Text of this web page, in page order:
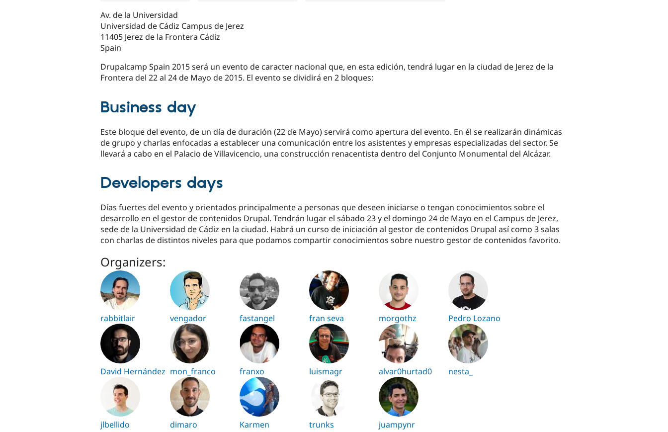
Av. de la Universidad
Universidad de Cádiz Campus de Jerez
11405 Jerez de la Frontera Cádiz
Spain
Drupalcamp Spain 2015 será un evento de caracter nacional que, en esta edición, tendrá lugar en la ciudad de Jerez de la
Frontera del 22 al 24 de Mayo de 2015. El evento se dividirá en 2 bloques:
Business day
Este bloque del evento, de un día de duración (22 de Mayo) servirá como apertura del evento. En él se realizarán dinámicas
de grupo y charlas enfocadas a establecer una comunicación entre los asistentes y empresas especializadas del sector. Se
llevará a cabo en el Palacio de Villavicencio, una construcción renacentista dentro del Conjunto Monumental del Alcázar.
Developers days
Días fuertes del evento y orientados principalmente a personas que deseen iniciarse o tengan conocimientos sobre el
desarrollo en el gestor de contenidos Drupal. Tendrán lugar el sábado 23 y el domingo 24 de Mayo en el Campus de Jerez,
sede de la Universidad de Cádiz en la ciudad. Habrá un curso de iniciación al gestor de contenidos Drupal así como 3 salas
con charlas de distintos niveles para que podamos compartir conocimientos sobre nuestro gestor de contenidos favorito.
Organizers:
rabbitlair vengador fastangel fran seva morgothz Pedro Lozano
David Hernández mon_franco franxo luismagr alvar0hurtad0 nesta_
jlbellido dimaro Karmen trunks juampynr